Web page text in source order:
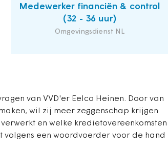
Medewerker financiën & control
(32 - 36 uur)
Omgevingsdienst NL
van VVD'er Eelco Heinen. Door van
wil zij meer zeggenschap krijgen
en welke kredietovereenkomsten
een woordvoerder voor de hand